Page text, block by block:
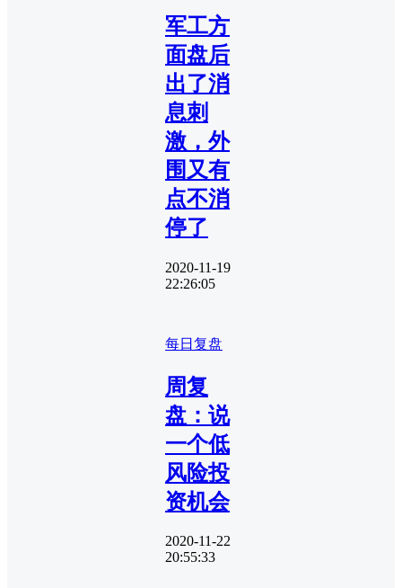
军工方
面盘后
出了消
息刺
激，外
围又有
点不消
停了
2020-11-19
22:26:05
每日复盘
周复
盘：说
一个低
风险投
资机会
2020-11-22
20:55:33